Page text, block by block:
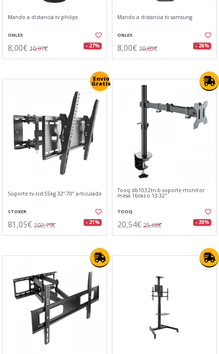
Mando a distancia tv philips
ONLEX
8,00€ 10,97€ - 27%
Mando a distancia tv samsung
ONLEX
8,00€ 10,85€ - 26%
Envío
Gratis
Soporte tv-lcd 55kg 32”-70” articulado
STOKER
81,05€ 102,79€ - 21%
Tooq db1032tn-b soporte monitor
mesa 1brazo 13-32"
TOOQ
20,54€ 25,68€ - 20%